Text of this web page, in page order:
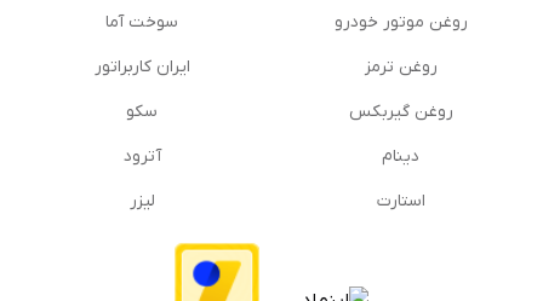
روغن موتور خودرو
روغن ترمز
روغن گیربكس
دینام
استارت
سوخت آما
ایران کاربراتور
سکو
آترود
لیزر